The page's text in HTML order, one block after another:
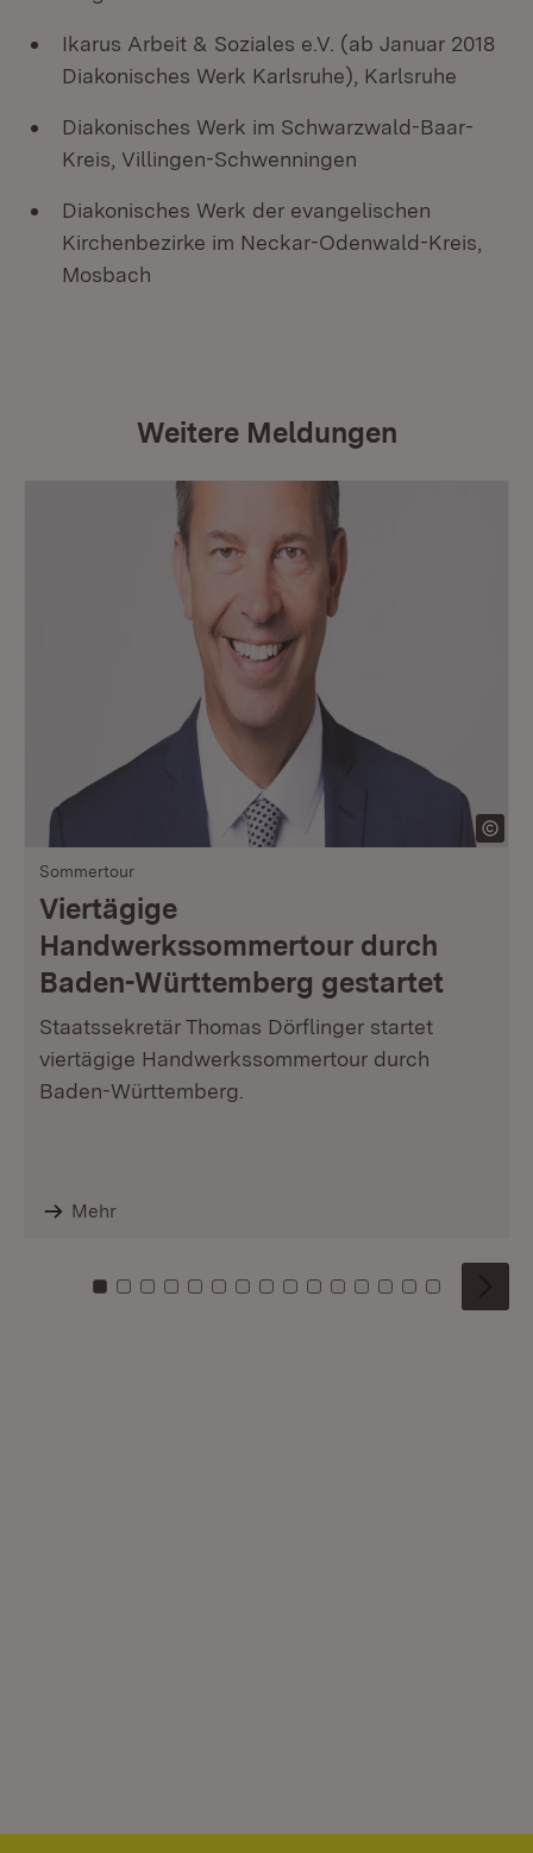
Ikarus Arbeit & Soziales e.V. (ab Januar 2018
Diakonisches Werk Karlsruhe), Karlsruhe
Diakonisches Werk im Schwarzwald-Baar-
Kreis, Villingen-Schwenningen
Diakonisches Werk der evangelischen
Kirchenbezirke im Neckar-Odenwald-Kreis,
Mosbach
Weitere Meldungen
Sommertour
Viertägige
Handwerkssommertour durch
Baden-Württemberg gestartet
Staatssekretär Thomas Dörflinger startet
viertägige Handwerkssommertour durch
Baden-Württemberg.
Mehr
Zu Kachel: 0
Zu Kachel: 1
Zu Kachel: 2
Zu Kachel: 3
Zu Kachel: 4
Zu Kachel: 5
Zu Kachel: 6
Zu Kachel: 7
Zu Kachel: 8
Zu Kachel: 9
Zu Kachel: 10
Zu Kachel: 11
Zu Kachel: 12
Zu Kachel:
Zu